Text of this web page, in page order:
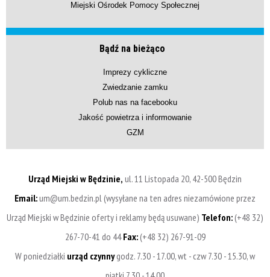
Miejski Ośrodek Pomocy Społecznej
Bądź na bieżąco
Imprezy cykliczne
Zwiedzanie zamku
Polub nas na facebooku
Jakość powietrza i informowanie
GZM
Urząd Miejski w Będzinie, ul. 11 Listopada 20, 42-500 Będzin
Email:um@um.bedzin.pl (wysyłane na ten adres niezamówione przez
Urząd Miejski w Będzinie oferty i reklamy będą usuwane) Telefon:(+48 32)
267-70-41 do 44Fax:(+48 32) 267-91-09
W poniedziałki urząd czynnygodz. 7.30 - 17.00, wt - czw 7.30 - 15.30, w